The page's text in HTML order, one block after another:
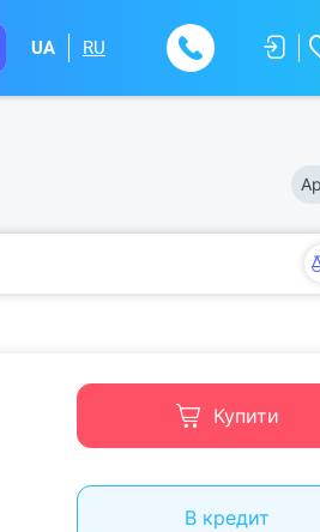
UA RU
Купити
В кредит